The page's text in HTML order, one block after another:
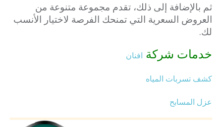
ثم بالإضافة إلى ذلك، تقدم مجموعة متنوعة من
العروض السعرية التي تمنحك الفرصة لاختيار الأنسب
لك.
خدمات شركة افنان
كشف تسربات المياه
عزل المسابح